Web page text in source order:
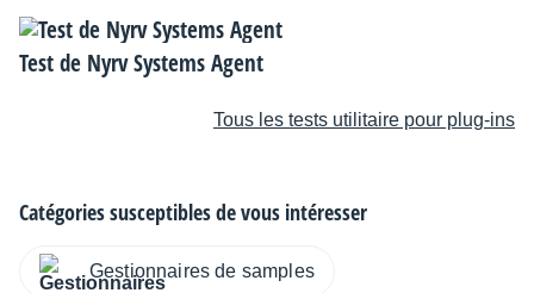
Test de Nyrv Systems Agent
Tous les tests utilitaire pour plug-ins
Catégories susceptibles de vous intéresser
Gestionnaires de samples